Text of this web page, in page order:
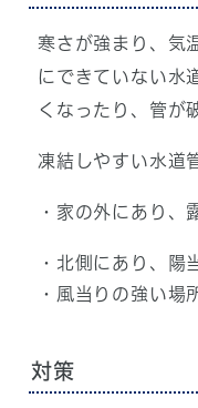
寒さが強まり、気
にできていない水
くなったり、管が
凍結しやすい水道
・家の外にあり、
・北側にあり、陽
・風当りの強い場
対策